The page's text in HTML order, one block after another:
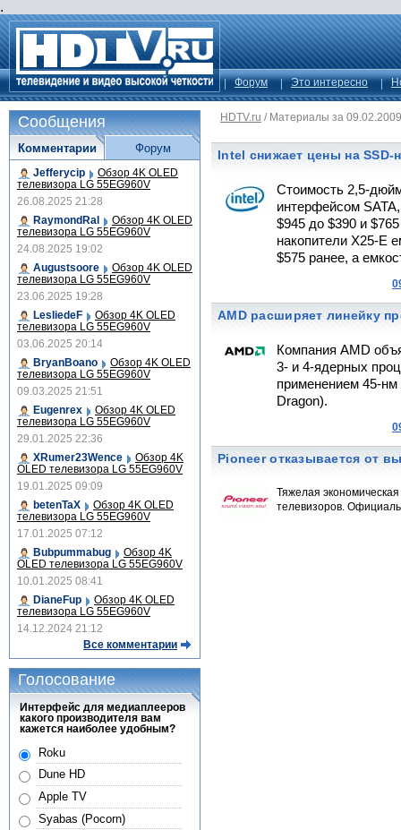
.
Форум Это интересно
HDTV.ru / Материалы за 09.02.2009
Intel снижает цены на SSD-
Стоимость 2,5-
интерфейсом
$945 до $390 и
накопители X25-E
$575 ранее, а
AMD расширяет линейку
Компания AMD
3- и 4-ядерных
применением 45-нм
Dragon).
Pioneer отказывается от
Тяжелая
телевизоров.
Сообщения
Комментарии
Jefferycip Обзор 4K OLED
телевизора LG 55EG960V
26.08.2025 21:28
RaymondRal
Обзор 4K OLED
телевизора LG 55EG960V
24.08.2025 19:02
Augustsoore
Обзор 4K OLED
телевизора LG 55EG960V
23.06.2025 19:28
LesliedeF
Обзор 4K OLED
телевизора LG 55EG960V
03.06.2025 20:14
BryanBoano
Обзор 4K OLED
телевизора LG 55EG960V
09.03.2025 21:51
Eugenrex
Обзор 4K OLED
телевизора LG 55EG960V
29.01.2025 22:36
XRumer23Wence
Обзор 4K
OLED телевизора LG 55EG960V
19.01.2025 09:09
betenTaX
Обзор 4K OLED
телевизора LG 55EG960V
17.01.2025 07:12
Bubpummabug
Обзор 4K
OLED телевизора LG 55EG960V
10.01.2025 08:41
DianeFup
Обзор 4K OLED
телевизора LG 55EG960V
14.12.2024 21:12
Все комментарии
Форум
Голосование
Интерфейс для медиаплееров
какого производителя вам
кажется наиболее удобным?
Roku
Dune HD
Apple TV
Syabas (Pocorn)